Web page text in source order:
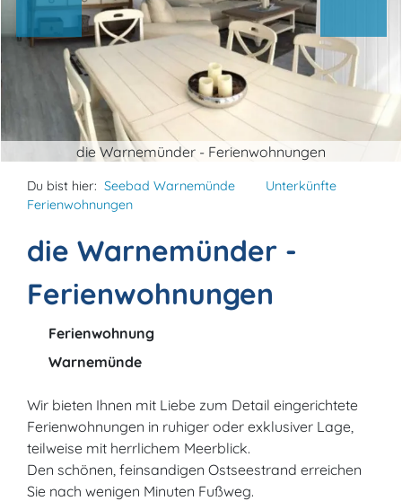
die Warnemünder - Ferienwohnungen
Du bist hier: Seebad Warnemünde
Unterkünfte
Ferienwohnungen
die Warnemünder -
Ferienwohnungen
Ferienwohnung
Warnemünde
Wir bieten Ihnen mit Liebe zum Detail eingerichtete
Ferienwohnungen in ruhiger oder exklusiver Lage,
teilweise mit herrlichem Meerblick.
Den schönen, feinsandigen Ostseestrand erreichen
Sie nach wenigen Minuten Fußweg.